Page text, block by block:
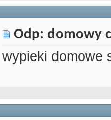
Odp: domowy
wypieki domowe